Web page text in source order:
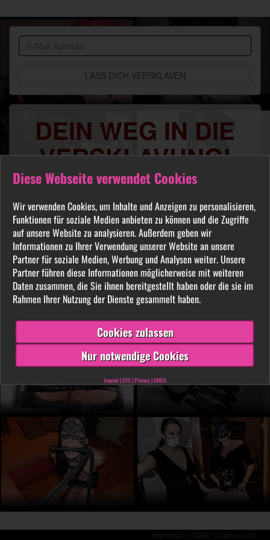
Diese Webseite verwendet Cookies
Wir verwenden Cookies, um Inhalte und Anzeigen zu personalisieren,
Funktionen für soziale Medien anbieten zu können und die Zugriffe
auf unsere Website zu analysieren. Außerdem geben wir
Informationen zu Ihrer Verwendung unserer Website an unsere
Partner für soziale Medien, Werbung und Analysen weiter. Unsere
Partner führen diese Informationen möglicherweise mit weiteren
Daten zusammen, die Sie ihnen bereitgestellt haben oder die sie im
Rahmen Ihrer Nutzung der Dienste gesammelt haben.
Cookies zulassen
Nur notwendige Cookies
Imprint|GTC|Privacy|DMCA
DEIN WEG IN DIE
VERSKLAVUNG!
Du sehnst Dich danach benutzt, manipuliert,
FETISCH ist in unserer Community willkommen
und auch Du wirst hier Deine Herrin finden, die
Dich Schritt für Schritt in das Sklavenleben deiner
Träume führt. Lebe deine dunkelsten Fantasien
LIVE vor der Cam aus. Finde unter tausenden
privaten SM- und Fetischvideos deine dominante
Lady und genieße die Leidenschaft, die Leiden
schafft!